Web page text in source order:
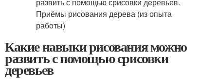
Какие навыки рисования можно
развить с помощью срисовки
деревьев